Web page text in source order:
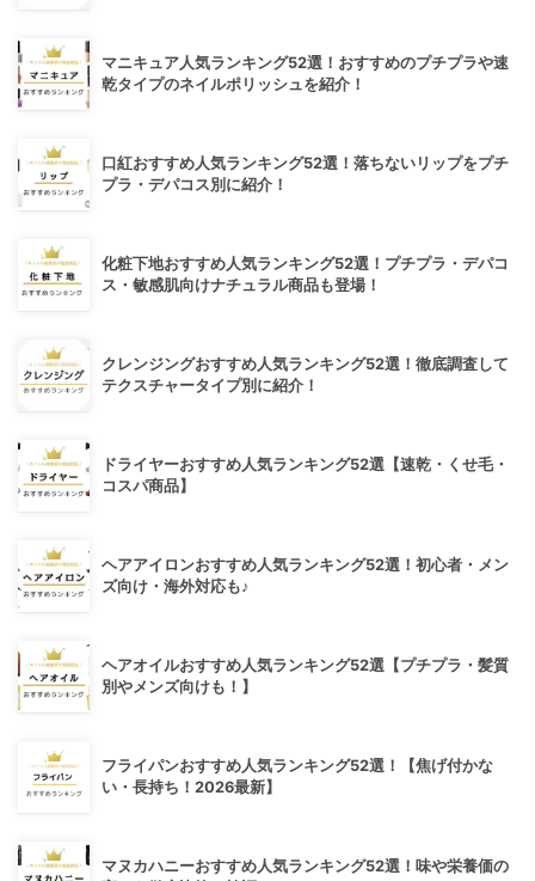
マニキュア人気ランキング52選！おすすめのプチプラや速
乾タイプのネイルポリッシュを紹介！
口紅おすすめ人気ランキング52選！落ちないリップをプチ
プラ・デパコス別に紹介！
化粧下地おすすめ人気ランキング52選！プチプラ・デパコ
ス・敏感肌向けナチュラル商品も登場！
クレンジングおすすめ人気ランキング52選！徹底調査して
テクスチャータイプ別に紹介！
ドライヤーおすすめ人気ランキング52選【速乾・くせ毛・
コスパ商品】
ヘアアイロンおすすめ人気ランキング52選！初心者・メン
ズ向け・海外対応も♪
ヘアオイルおすすめ人気ランキング52選【プチプラ・髪質
別やメンズ向けも！】
フライパンおすすめ人気ランキング52選！【焦げ付かな
い・長持ち！2026最新】
マヌカハニーおすすめ人気ランキング52選！味や栄養価の